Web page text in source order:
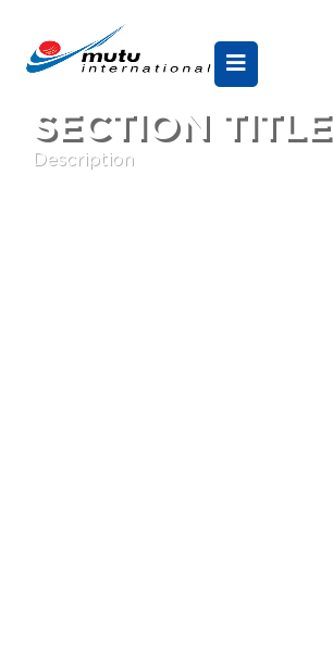
SECTION TITLE
Description